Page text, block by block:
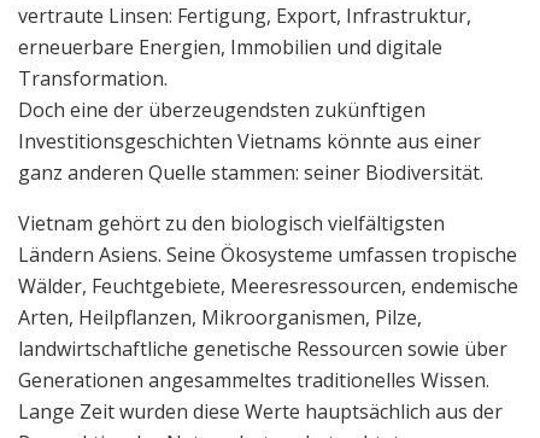
vertraute Linsen: Fertigung, Export, Infrastruktur,
erneuerbare Energien, Immobilien und digitale
Transformation.
Doch eine der überzeugendsten zukünftigen
Investitionsgeschichten Vietnams könnte aus einer
ganz anderen Quelle stammen: seiner Biodiversität.
Vietnam gehört zu den biologisch vielfältigsten
Ländern Asiens. Seine Ökosysteme umfassen tropische
Wälder, Feuchtgebiete, Meeresressourcen, endemische
Arten, Heilpflanzen, Mikroorganismen, Pilze,
landwirtschaftliche genetische Ressourcen sowie über
Generationen angesammeltes traditionelles Wissen.
Lange Zeit wurden diese Werte hauptsächlich aus der